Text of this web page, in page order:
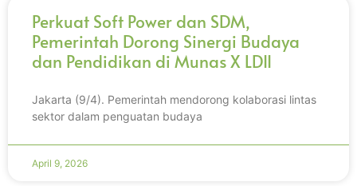
Perkuat Soft Power dan SDM,
Pemerintah Dorong Sinergi Budaya
dan Pendidikan di Munas X LDII
Jakarta (9/4). Pemerintah mendorong kolaborasi lintas
sektor dalam penguatan budaya
April 9, 2026